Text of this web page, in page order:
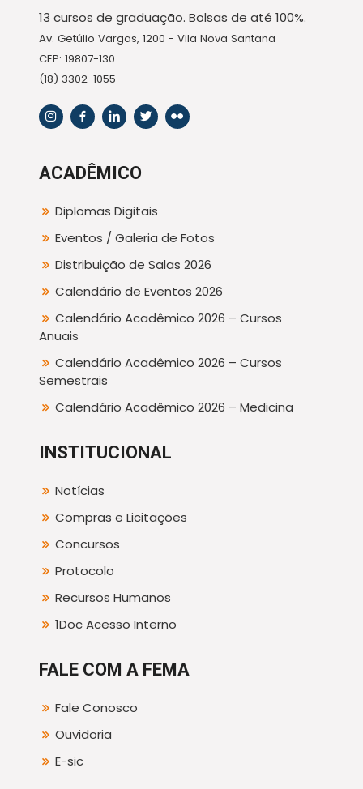
13 cursos de graduação. Bolsas de até 100%.
Av. Getúlio Vargas, 1200 - Vila Nova Santana
CEP: 19807-130
(18) 3302-1055
ACADÊMICO
Diplomas Digitais
Eventos / Galeria de Fotos
Distribuição de Salas 2026
Calendário de Eventos 2026
Calendário Acadêmico 2026 – Cursos
Anuais
Calendário Acadêmico 2026 – Cursos
Semestrais
Calendário Acadêmico 2026 – Medicina
INSTITUCIONAL
Notícias
Compras e Licitações
Concursos
Protocolo
Recursos Humanos
1Doc Acesso Interno
FALE COM A FEMA
Fale Conosco
Ouvidoria
E-sic